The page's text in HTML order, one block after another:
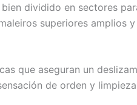
dividido en sectores
superiores amplios
que aseguran un
de orden y